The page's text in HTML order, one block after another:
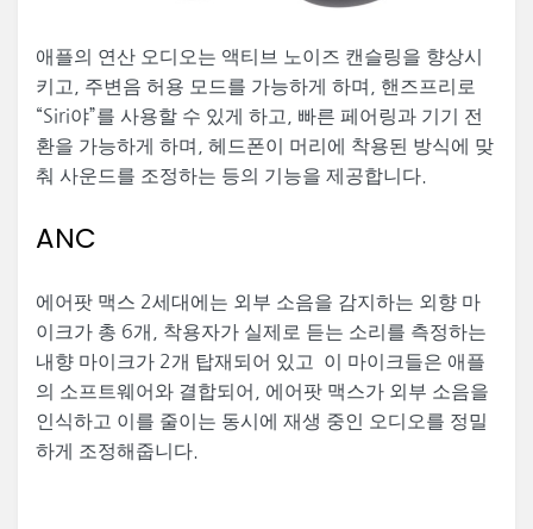
애플의 연산 오디오는 액티브 노이즈 캔슬링을 향상시
키고, 주변음 허용 모드를 가능하게 하며, 핸즈프리로
“Siri야”를 사용할 수 있게 하고, 빠른 페어링과 기기 전
환을 가능하게 하며, 헤드폰이 머리에 착용된 방식에 맞
춰 사운드를 조정하는 등의 기능을 제공합니다.
ANC
에어팟 맥스 2세대에는 외부 소음을 감지하는 외향 마
이크가 총 6개, 착용자가 실제로 듣는 소리를 측정하는
내향 마이크가 2개 탑재되어 있고 이 마이크들은 애플
의 소프트웨어와 결합되어, 에어팟 맥스가 외부 소음을
인식하고 이를 줄이는 동시에 재생 중인 오디오를 정밀
하게 조정해줍니다.